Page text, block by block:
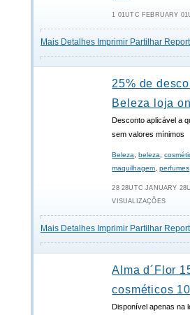
1 01UTC FEBRUARY
Mais Detalhes Imprimir Partilhar
25% de
Beleza loja
Desconto aplicável a
sem valores mínimos
Beleza ,beleza ,
maquilhagem ,perfumes
28 28UTC JANUARY
VISUALIZAÇÕES
Mais Detalhes Imprimir Partilhar
Alma d´Flor
cosméticos
Disponível apenas na